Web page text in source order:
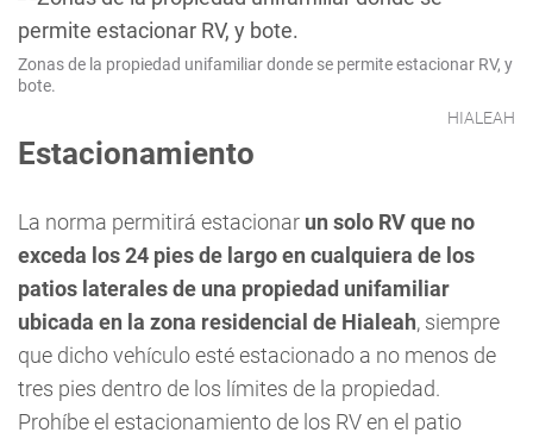
Zonas de la propiedad unifamiliar donde se permite estacionar RV, y
bote.
HIALEAH
Estacionamiento
La norma permitirá estacionar un solo RV que no
exceda los 24 pies de largo en cualquiera de los
patios laterales de una propiedad unifamiliar
ubicada en la zona residencial de Hialeah, siempre
que dicho vehículo esté estacionado a no menos de
tres pies dentro de los límites de la propiedad.
Prohíbe el estacionamiento de los RV en el patio